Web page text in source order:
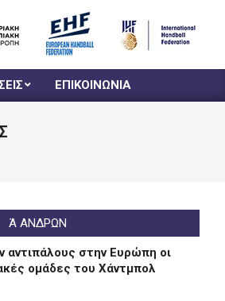
ΕΠΙΚΟΙΝΩΝΙΑ
Ά ΑΝΔΡΩΝ
αντιπάλους στην Ευρώπη οι
ομάδες του Χάντμπολ